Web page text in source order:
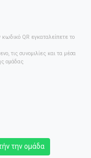
κωδικό QR εγκαταλείπετε το
τις συνομιλίες και τα μέσα
ομάδας
την ομάδα